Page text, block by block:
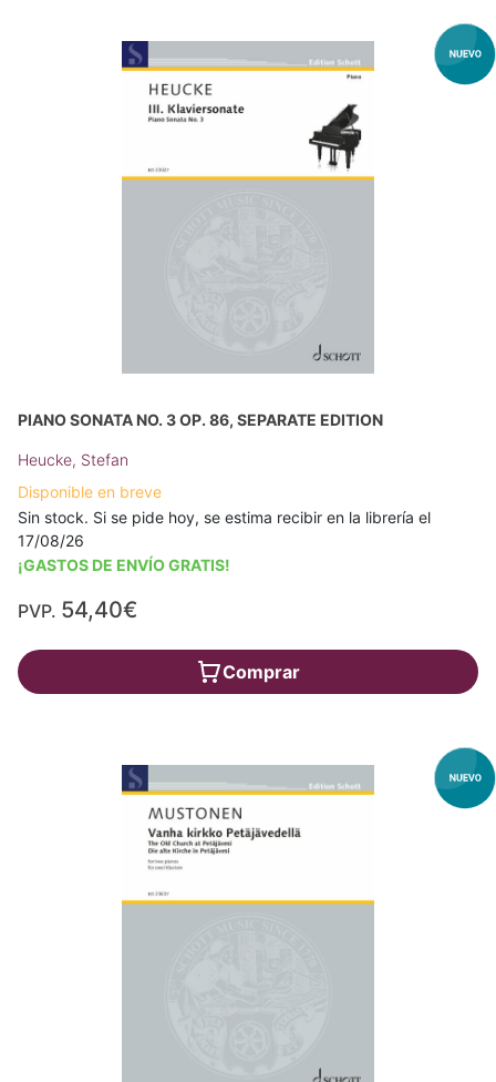
PIANO SONATA NO. 3 OP. 86, SEPARATE EDITION
Heucke, Stefan
Disponible en breve
Sin stock. Si se pide hoy, se estima recibir en la librería el
17/08/26
¡GASTOS DE ENVÍO GRATIS!
PVP. 54,40€
Comprar